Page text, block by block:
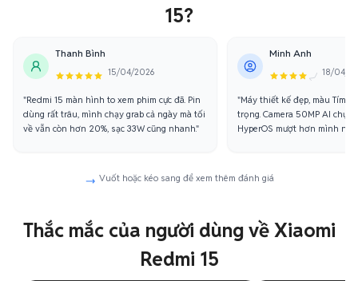
15?
Thanh Bình
15/04/2026
"Redmi 15 màn hình to xem phim cực đã. Pin
dùng rất trâu, mình chạy grab cả ngày mà tối
về vẫn còn hơn 20%, sạc 33W cũng nhanh."
Minh Anh
18/04/
"Máy thiết kế đẹp, màu Tím
trọng. Camera 50MP AI chụp
HyperOS mượt hơn mình
Vuốt hoặc kéo sang để xem thêm đánh giá
Thắc mắc của người dùng về Xiaomi
Redmi 15